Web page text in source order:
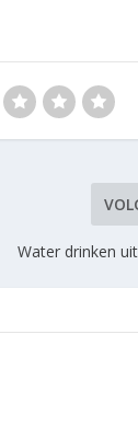
Water drinken